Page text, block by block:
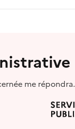
me répondra.